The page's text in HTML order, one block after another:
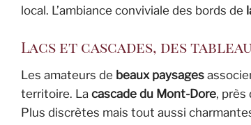
local. L’ambiance conviviale des bords de
Lacs et cascades, des
Les amateurs de beaux paysages
territoire. La cascade du Mont-Dore, près
Plus discrètes mais tout aussi